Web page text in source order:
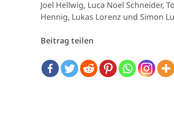
Joel Hellwig, Luca Noel Schneider,
Hennig, Lukas Lorenz und Simon
Beitrag teilen